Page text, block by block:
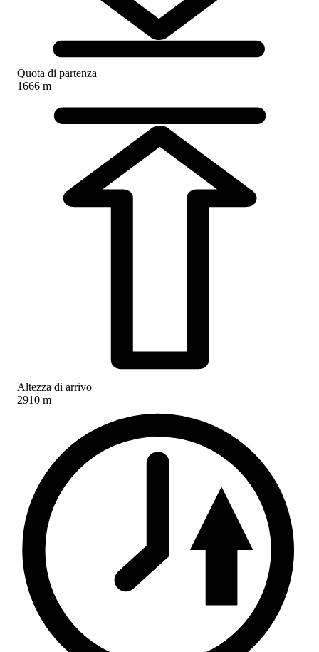
Quota di partenza
1666 m
Altezza di arrivo
2910 m